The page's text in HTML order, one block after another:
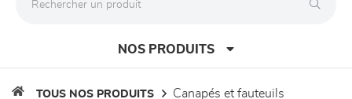
NOS PRODUITS
TOUS NOS PRODUITS
canapés et fauteuils